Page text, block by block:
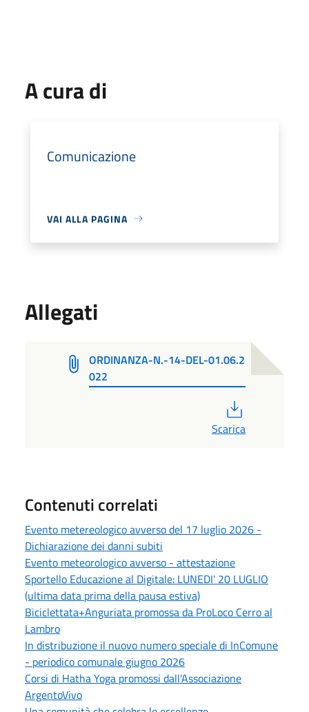
A cura di
Comunicazione
VAI ALLA PAGINA
Allegati
ORDINANZA-N.-14-DEL-01.06.2
022
Scarica
Contenuti correlati
Evento metereologico avverso del 17 luglio 2026 -
Dichiarazione dei danni subiti
Evento meteorologico avverso - attestazione
Sportello Educazione al Digitale: LUNEDI' 20 LUGLIO
(ultima data prima della pausa estiva)
Biciclettata+Anguriata promossa da ProLoco Cerro al
Lambro
In distribuzione il nuovo numero speciale di InComune
- periodico comunale giugno 2026
Corsi di Hatha Yoga promossi dall'Associazione
ArgentoVivo